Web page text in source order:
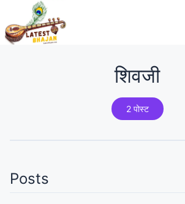
to
content
शिवजी
2 पोस्ट
Posts